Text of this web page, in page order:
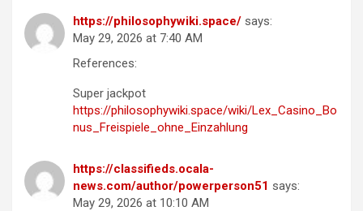
https://philosophywiki.space/ says:
May 29, 2026 at 7:40 AM
References:
Super jackpot
https://philosophywiki.space/wiki/Lex_Casino_Bo
nus_Freispiele_ohne_Einzahlung
https://classifieds.ocala-
news.com/author/powerperson51 says:
May 29, 2026 at 10:10 AM